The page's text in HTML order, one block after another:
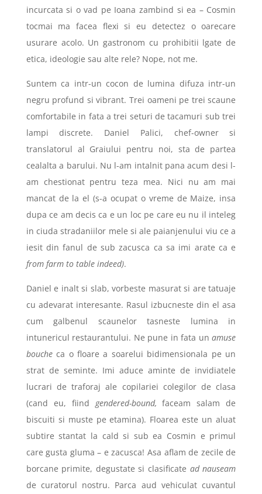
incurcata si o vad pe Ioana zambind si ea – Cosmin
tocmai ma facea flexi si eu detectez o oarecare
usurare acolo. Un gastronom cu prohibitii lgate de
etica, ideologie sau alte rele? Nope, not me.
Suntem ca intr-un cocon de lumina difuza intr-un
negru profund si vibrant. Trei oameni pe trei scaune
comfortabile in fata a trei seturi de tacamuri sub trei
lampi discrete. Daniel Palici, chef-owner si
translatorul al Graiului pentru noi, sta de partea
cealalta a barului. Nu l-am intalnit pana acum desi l-
am chestionat pentru teza mea. Nici nu am mai
mancat de la el (s-a ocupat o vreme de Maize, insa
dupa ce am decis ca e un loc pe care eu nu il inteleg
in ciuda stradaniilor mele si ale paianjenului viu ce a
iesit din fanul de sub zacusca ca sa imi arate ca e
from farm to table indeed).
Daniel e inalt si slab, vorbeste masurat si are tatuaje
cu adevarat interesante. Rasul izbucneste din el asa
cum galbenul scaunelor tasneste lumina in
intunericul restaurantului. Ne pune in fata unamuse
boucheca o floare a soarelui bidimensionala pe un
strat de seminte. Imi aduce aminte de invidiatele
lucrari de traforaj ale copilariei colegilor de clasa
(cand eu, fiind gendered-bound,faceam salam de
biscuiti si muste pe etamina). Floarea este un aluat
subtire stantat la cald si sub ea Cosmin e primul
care gusta gluma – e zacusca! Asa aflam de zecile de
borcane primite, degustate si clasificate ad nauseam
de curatorul nostru. Parca aud vehiculat cuvantul